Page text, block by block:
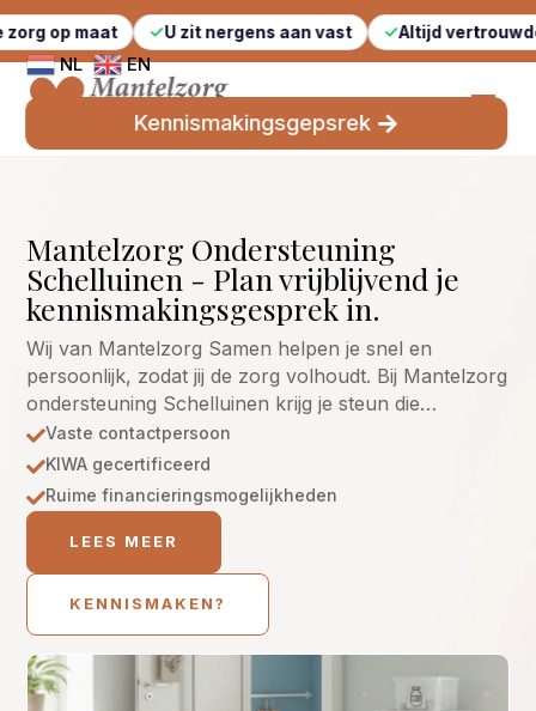
U zit nergens aan vast Altijd vertrouwde
NL EN
Kennismakingsgepsrek
Mantelzorg Ondersteuning
Schelluinen - Plan vrijblijvend je
kennismakingsgesprek in.
Wij van Mantelzorg Samen helpen je snel en
persoonlijk, zodat jij de zorg volhoudt. Bij Mantelzorg
ondersteuning Schelluinen krijg je steun die…
Vaste contactpersoon
KIWA gecertificeerd
Ruime financieringsmogelijkheden
LEES MEER
KENNISMAKEN?